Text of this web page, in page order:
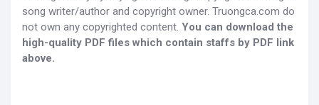
song writer/author and copyright owner. Truongca.com do
not own any copyrighted content. You can download the
high-quality PDF files which contain staffs by PDF link
above.